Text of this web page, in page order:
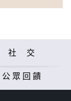
社 交
公眾回饋